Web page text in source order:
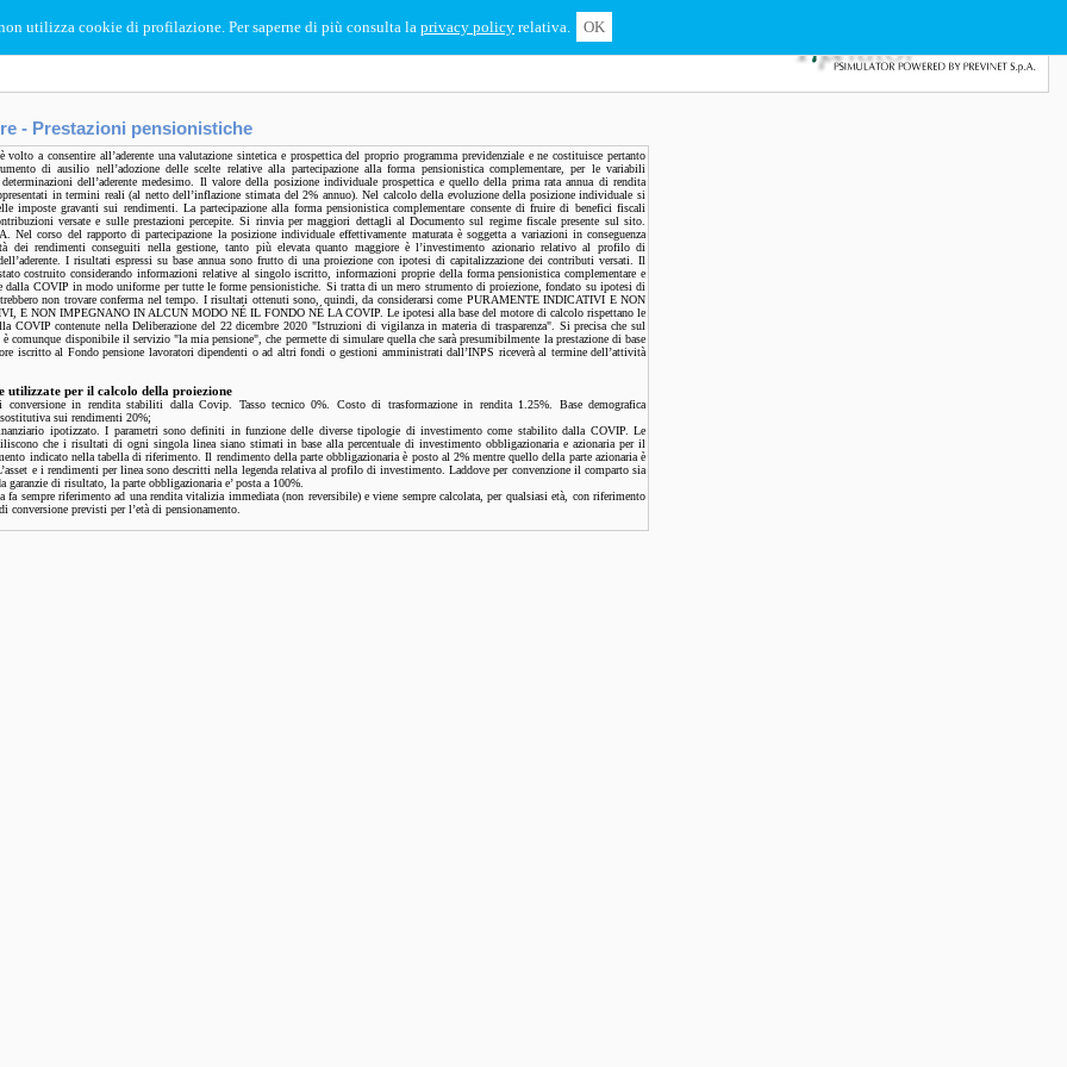
utilizza cookie di profilazione. Per saperne di più consulta la privacy policy relativa. OK
- Prestazioni pensionistiche
volto a consentire all’aderente una valutazione sintetica e prospettica del proprio programma previdenziale e ne costituisce pertanto
di ausilio nell’adozione delle scelte relative alla partecipazione alla forma pensionistica complementare, per le variabili
dell’aderente medesimo. Il valore della posizione individuale prospettica e quello della prima rata annua di rendita
in termini reali (al netto dell’inflazione stimata del 2% annuo). Nel calcolo della evoluzione della posizione individuale si
imposte gravanti sui rendimenti. La partecipazione alla forma pensionistica complementare consente di fruire di benefici fiscali
versate e sulle prestazioni percepite. Si rinvia per maggiori dettagli al Documento sul regime fiscale presente sul sito.
Nel corso del rapporto di partecipazione la posizione individuale effettivamente maturata è soggetta a variazioni in conseguenza
dei rendimenti conseguiti nella gestione, tanto più elevata quanto maggiore è l’investimento azionario relativo al profilo di
I risultati espressi su base annua sono frutto di una proiezione con ipotesi di capitalizzazione dei contributi versati. Il
costruito considerando informazioni relative al singolo iscritto, informazioni proprie della forma pensionistica complementare e
dalla COVIP in modo uniforme per tutte le forme pensionistiche. Si tratta di un mero strumento di proiezione, fondato su ipotesi di
non trovare conferma nel tempo. I risultati ottenuti sono, quindi, da considerarsi come PURAMENTE INDICATIVI E NON
E NON IMPEGNANO IN ALCUN MODO NÉ IL FONDO NÉ LA COVIP. Le ipotesi alla base del motore di calcolo rispettano le
COVIP contenute nella Deliberazione del 22 dicembre 2020 "Istruzioni di vigilanza in materia di trasparenza". Si precisa che sul
comunque disponibile il servizio "la mia pensione", che permette di simulare quella che sarà presumibilmente la prestazione di base
iscritto al Fondo pensione lavoratori dipendenti o ad altri fondi o gestioni amministrati dall’INPS riceverà al termine dell’attività
utilizzate per il calcolo della proiezione
conversione in rendita stabiliti dalla Covip. Tasso tecnico 0%. Costo di trasformazione in rendita 1.25%. Base demografica
sui rendimenti 20%;
ipotizzato. I parametri sono definiti in funzione delle diverse tipologie di investimento come stabilito dalla COVIP. Le
che i risultati di ogni singola linea siano stimati in base alla percentuale di investimento obbligazionaria e azionaria per il
indicato nella tabella di riferimento. Il rendimento della parte obbligazionaria è posto al 2% mentre quello della parte azionaria è
e i rendimenti per linea sono descritti nella legenda relativa al profilo di investimento. Laddove per convenzione il comparto sia
garanzie di risultato, la parte obbligazionaria e’ posta a 100%.
fa sempre riferimento ad una rendita vitalizia immediata (non reversibile) e viene sempre calcolata, per qualsiasi età, con riferimento
conversione previsti per l’età di pensionamento.